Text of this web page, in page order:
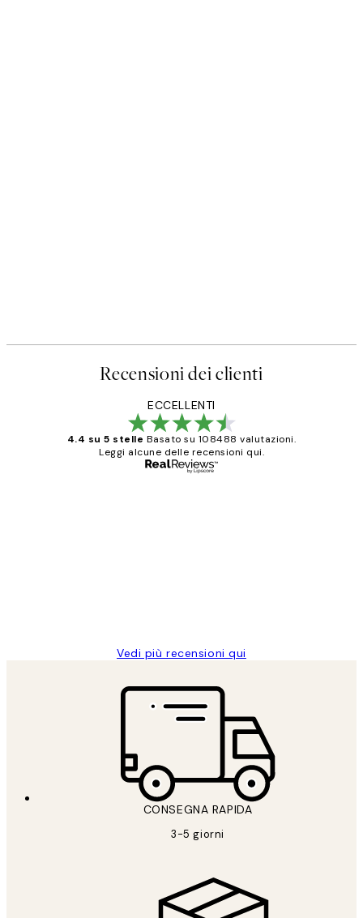
Recensioni dei clienti
ECCELLENTI
4.4 su 5 stelle Basato su 108488 valutazioni.
Leggi alcune delle recensioni qui.
Vedi più recensioni qui
CONSEGNA RAPIDA
3-5 giorni